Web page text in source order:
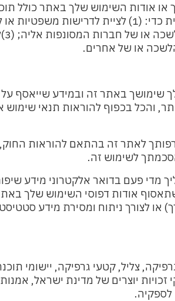
אודות השימוש שלך באתר כולל
למלא אחר
או של חברות המסונפות אליה; (3)
באתר זה ובמידע שייאסף על
בכפוף להוראות תנאי שימוש
לאתר זה בהתאם להוראות
פעם בדואר אלקטרוני מידע
אודות דפוסי השימוש שלך
לצורך ניתוח ומסירת מידע
צליל, קטעי גרפיקה, יישומי
יוצרים של מדינת ישראל, אמנות
לספקיה.